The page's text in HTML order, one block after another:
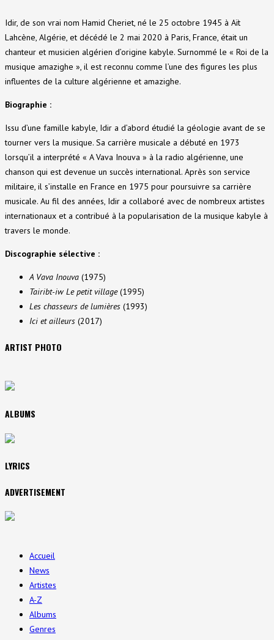
Idir, de son vrai nom Hamid Cheriet, né le 25 octobre 1945 à Aït
Lahcène, Algérie, et décédé le 2 mai 2020 à Paris, France, était un
chanteur et musicien algérien d’origine kabyle. Surnommé le « Roi de la
musique amazighe », il est reconnu comme l’une des figures les plus
influentes de la culture algérienne et amazighe.
Biographie :
Issu d’une famille kabyle, Idir a d’abord étudié la géologie avant de se
tourner vers la musique. Sa carrière musicale a débuté en 1973
lorsqu’il a interprété « A Vava Inouva » à la radio algérienne, une
chanson qui est devenue un succès international. Après son service
militaire, il s’installe en France en 1975 pour poursuivre sa carrière
musicale. Au fil des années, Idir a collaboré avec de nombreux artistes
internationaux et a contribué à la popularisation de la musique kabyle à
travers le monde.
Discographie sélective :
A Vava Inouva (1975)
Tairibt-iw Le petit village(1995)
Les chasseurs de lumières (1993)
Ici et ailleurs (2017)
ARTIST PHOTO
ALBUMS
LYRICS
ADVERTISEMENT
Accueil
News
Artistes
A-Z
Albums
Genres